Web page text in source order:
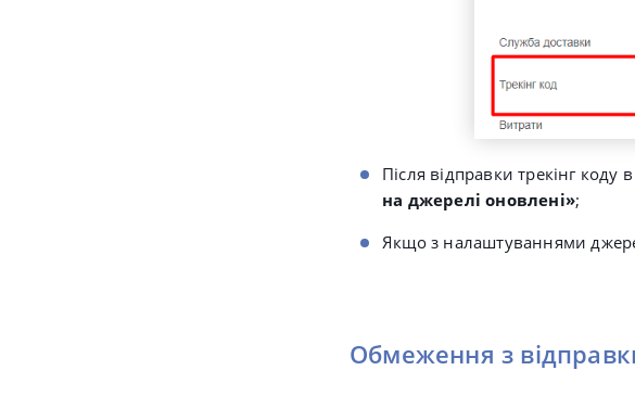
Після відправки трекінг
на джерелі оновлені»;
Якщо з налаштуваннями
Обмеження з